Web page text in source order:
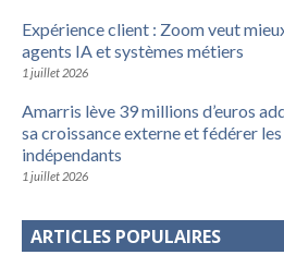
Expérience client : Zoom veut
agents IA et systèmes métiers
1 juillet 2026
Amarris lève 39 millions d’euros
sa croissance externe et fédérer
indépendants
1 juillet 2026
ARTICLES POPULAIRES